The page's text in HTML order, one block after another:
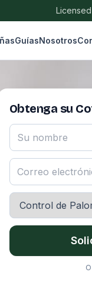
Licensed
GuíasNosotros
Obtenga su